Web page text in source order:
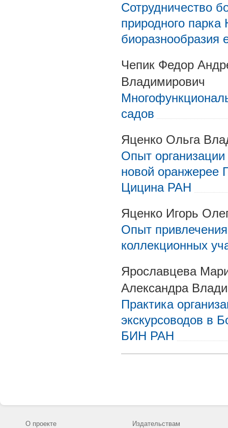
Сотрудничество
природного
биоразнообразия
Чепик Федор
Владимирович
садов
Яценко Ольга
Опыт организации
новой оранжерее
Цицина РАН
Яценко Игорь
Опыт
коллекционных
Ярославцева
Александра
Практика
экскурсоводов в
БИН РАН
О проекте
Издательствам